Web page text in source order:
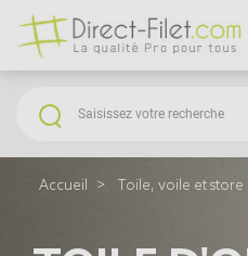
Accueil Toile, voile et